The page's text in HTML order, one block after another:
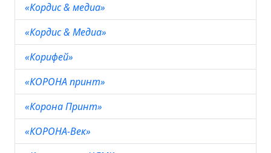
«Кордис & медиа»
«Кордис & Медиа»
«Корифей»
«КОРОНА принт»
«Корона Принт»
«КОРОНА-Век»